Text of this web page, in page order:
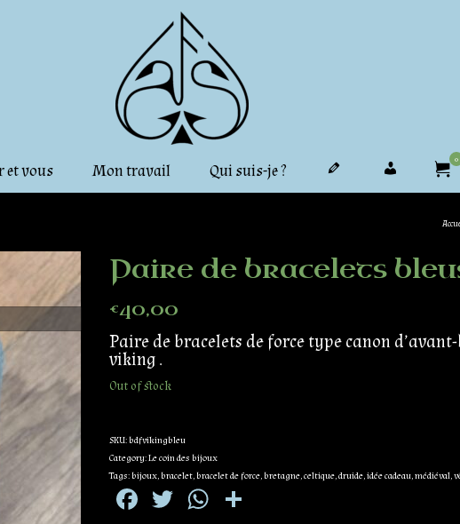
et vous Mon travail Qui suis-je ?
0
Paire de bracelets
€40,00
Paire de bracelets de force type canon
viking .
Out of stock
SKU: bdfvikingbleu
Category:Le coin des bijoux
Tags: bijoux, bracelet, bracelet de force, bretagne,celtique,druide,idée cadeau,médiéval,
Facebook
TwitterWhatsApp